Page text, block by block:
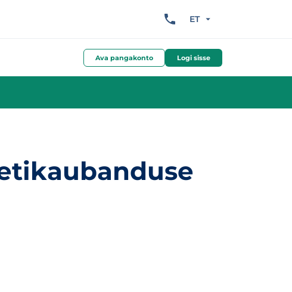
ET
Ava pangakonto Logi sisse